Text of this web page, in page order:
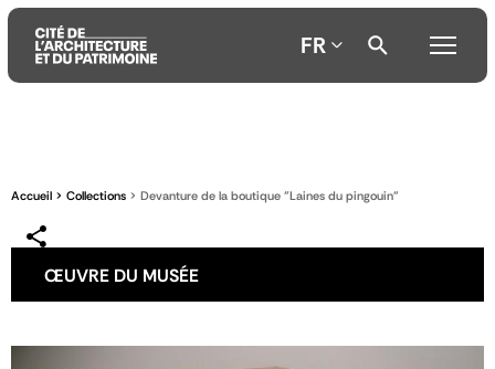
contenu
menu
la
FR
Accueil Collections Devanture de la boutique "Laines du pingouin"
ŒUVRE DU MUSÉE